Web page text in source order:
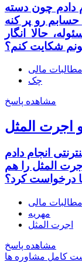
چون دسته
رو پر کنه
حالا انگار
شکایت کنم؟
مطالبات مالی
چک
مشاهده پاسخ
اجرت المثل
انجام دادم
المثل را هم
درخواست کرد؟
مطالبات مالی
مهریه
اجرت المثل
مشاهده پاسخ
کامل مشاوره ها